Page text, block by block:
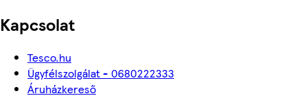
Kapcsolat
Tesco.hu
Ügyfélszolgálat - 0680222333
Áruházkereső